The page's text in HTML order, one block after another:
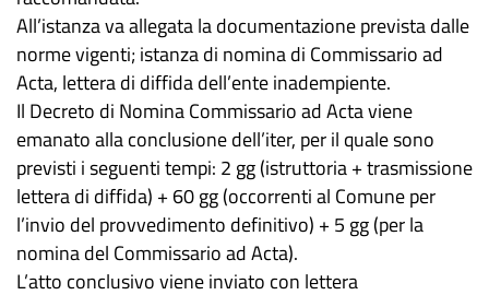
All’istanza va allegata la documentazione prevista dalle
norme vigenti; istanza di nomina di Commissario ad
Acta, lettera di diffida dell’ente inadempiente.
Il Decreto di Nomina Commissario ad Acta viene
emanato alla conclusione dell’iter, per il quale sono
previsti i seguenti tempi: 2 gg (istruttoria + trasmissione
lettera di diffida) + 60 gg (occorrenti al Comune per
l’invio del provvedimento definitivo) + 5 gg (per la
nomina del Commissario ad Acta).
L’atto conclusivo viene inviato con lettera